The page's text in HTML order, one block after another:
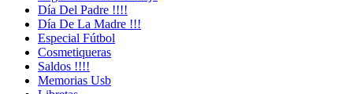
Día Del Padre !!!!
Día De La Madre !!!
Especial Fútbol
Cosmetiqueras
Saldos !!!!
Memorias Usb